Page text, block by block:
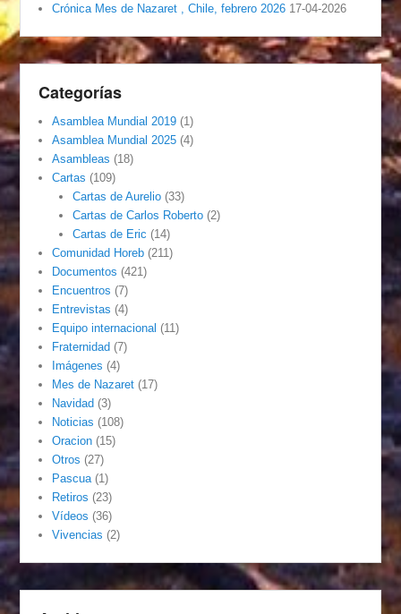
Crónica Mes de Nazaret , Chile, febrero 2026 17-04-2026
Categorías
Asamblea Mundial 2019 (1)
Asamblea Mundial 2025 (4)
Asambleas (18)
Cartas (109)
Cartas de Aurelio(33)
Cartas de Carlos Roberto(2)
Cartas de Eric (14)
Comunidad Horeb (211)
Documentos (421)
Encuentros (7)
Entrevistas (4)
Equipo internacional (11)
Fraternidad (7)
Imágenes (4)
Mes de Nazaret (17)
Navidad (3)
Noticias (108)
Oracion (15)
Otros (27)
Pascua (1)
Retiros (23)
Vídeos (36)
Vivencias (2)